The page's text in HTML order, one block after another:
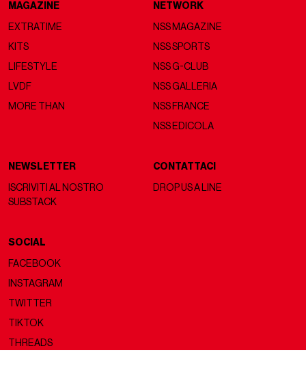
MAGAZINE
EXTRATIME
KITS
LIFESTYLE
LVDF
MORE THAN
NETWORK
NSS MAGAZINE
NSS SPORTS
NSS G-CLUB
NSS GALLERIA
NSS FRANCE
NSS EDICOLA
NEWSLETTER
ISCRIVITI AL NOSTRO
SUBSTACK
CONTATTACI
DROP US A LINE
SOCIAL
FACEBOOK
INSTAGRAM
TWITTER
TIKTOK
THREADS